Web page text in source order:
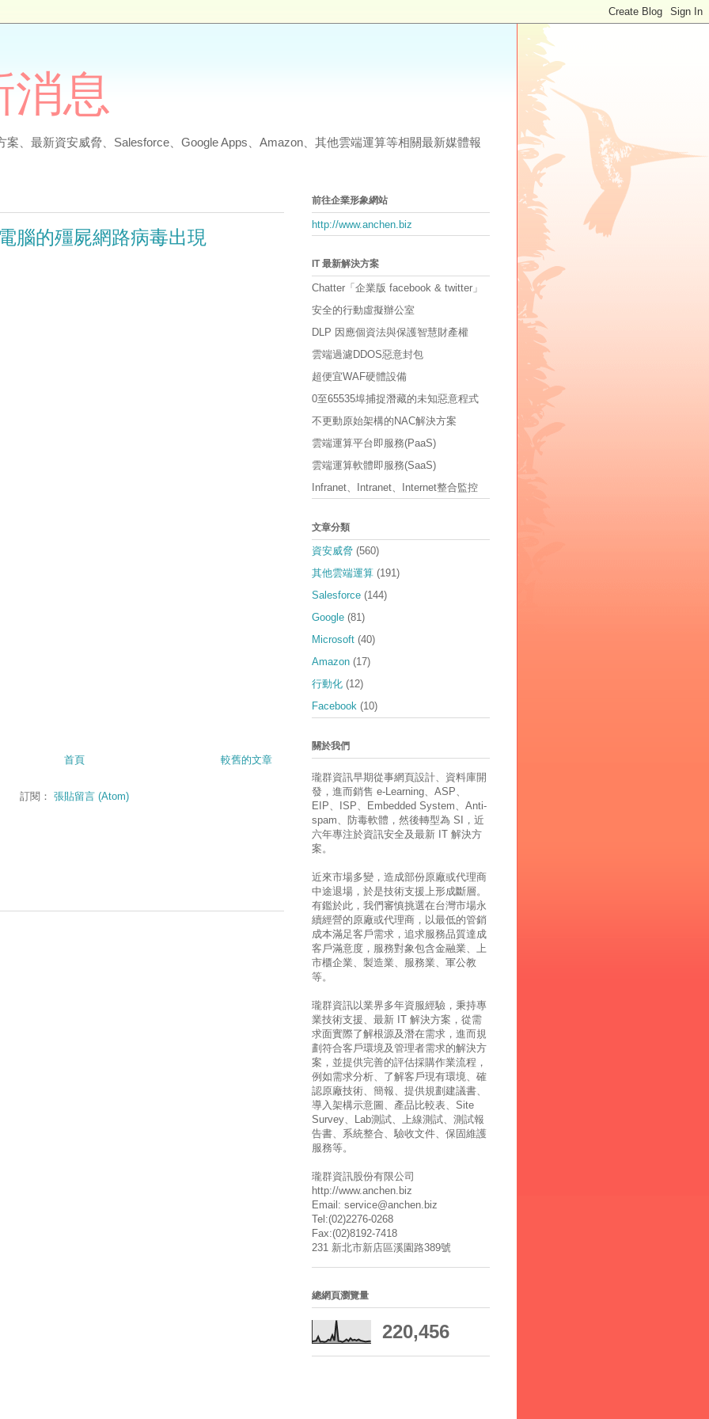
消息
案、最新資安威脅、Salesforce、Google Apps、Amazon、其他雲端運算等相關最新媒體報
腦的殭屍網路病毒出現
較舊的文章
首頁
訂閱： 張貼留言 (Atom)
前往企業形象網站
http://www.anchen.biz
IT 最新解決方案
Chatter「企業版 facebook & twitter」
安全的行動虛擬辦公室
DLP 因應個資法與保護智慧財產權
雲端過濾DDOS惡意封包
超便宜WAF硬體設備
0至65535埠捕捉潛藏的未知惡意程式
不更動原始架構的NAC解決方案
雲端運算平台即服務(PaaS)
雲端運算軟體即服務(SaaS)
Infranet、Intranet、Internet整合監控
文章分類
資安威脅 (560)
其他雲端運算 (191)
Salesforce (144)
Google (81)
Microsoft (40)
Amazon (17)
行動化 (12)
Facebook (10)
關於我們
瓏群資訊早期從事網頁設計、資料庫開
發，進而銷售 e-Learning、ASP、
EIP、ISP、Embedded System、Anti-
spam、防毒軟體，然後轉型為 SI，近
六年專注於資訊安全及最新 IT 解決方
案。
近來市場多變，造成部份原廠或代理商
中途退場，於是技術支援上形成斷層。
有鑑於此，我們審慎挑選在台灣市場永
續經營的原廠或代理商，以最低的管銷
成本滿足客戶需求，追求服務品質達成
客戶滿意度，服務對象包含金融業、上
市櫃企業、製造業、服務業、軍公教
等。
瓏群資訊以業界多年資服經驗，秉持專
業技術支援、最新 IT 解決方案，從需
求面實際了解根源及潛在需求，進而規
劃符合客戶環境及管理者需求的解決方
案，並提供完善的評估採購作業流程，
例如需求分析、了解客戶現有環境、確
認原廠技術、簡報、提供規劃建議書、
導入架構示意圖、產品比較表、Site
Survey、Lab測試、上線測試、測試報
告書、系統整合、驗收文件、保固維護
服務等。
瓏群資訊股份有限公司
http://www.anchen.biz
Email: service@anchen.biz
Tel:(02)2276-0268
Fax:(02)8192-7418
231 新北市新店區溪園路389號
總網頁瀏覽量
220,456